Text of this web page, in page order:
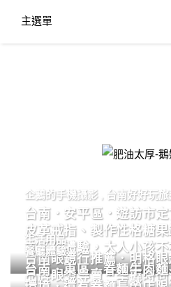
主選單
企鵝的手機攝影 台南好好玩
台南．安平區．遊訪市
皮革戒指、製作性格糖
的手作體驗，大人小孩不
生活用品
台南眼鏡行推薦．明格
品牌眼鏡專賣．掌握時
餐廳體驗
台南．東區．眷麵牛肉